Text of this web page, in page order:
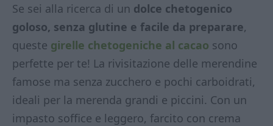
Se sei alla ricerca di un dolce chetogenico
goloso, senza glutine e facile da preparare,
queste girelle chetogeniche al cacao sono
perfette per te! La rivisitazione delle merendine
famose ma senza zucchero e pochi carboidrati,
ideali per la merenda grandi e piccini. Con un
impasto soffice e leggero, farcito con crema